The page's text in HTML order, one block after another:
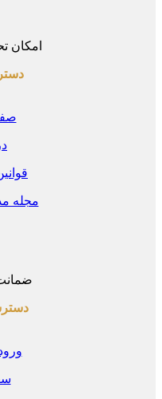
امکان
صفحه
قوانین و
مجله مد
ضمانت
دسترسی
ورود و